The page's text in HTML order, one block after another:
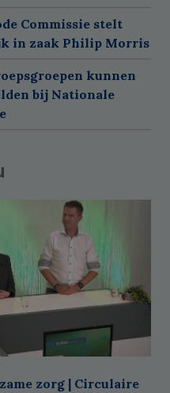
Commissie stelt
in zaak Philip Morris
kunnen
bij Nationale
zorg | Circulaire